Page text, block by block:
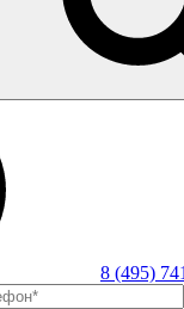
8 (495)